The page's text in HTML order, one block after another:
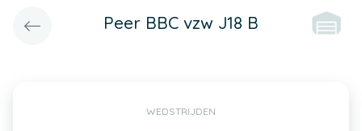
Peer BBC vzw J18 B
WEDSTRIJDEN